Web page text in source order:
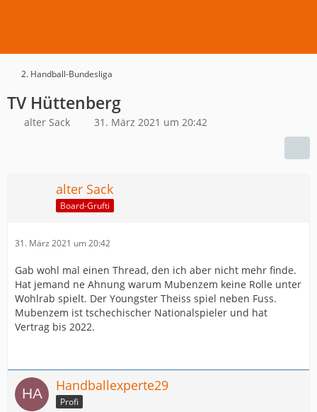
2. Handball-Bundesliga
TV Hüttenberg
alter Sack 31. März 2021 um 20:42
alter Sack
Board-Grufti
31. März 2021 um 20:42
Gab wohl mal einen Thread, den ich aber nicht mehr finde.
Hat jemand ne Ahnung warum Mubenzem keine Rolle unter
Wohlrab spielt. Der Youngster Theiss spiel neben Fuss.
Mubenzem ist tschechischer Nationalspieler und hat
Vertrag bis 2022.
Handballexperte29
Profi